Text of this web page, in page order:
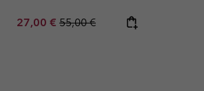
Sale price:
27,00 € Regular price:
55,00 €